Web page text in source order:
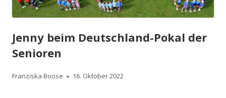
Jenny beim Deutschland-Pokal der
Senioren
Autor
Franziska Boose
Veröffentlicht
16. Oktober 2022